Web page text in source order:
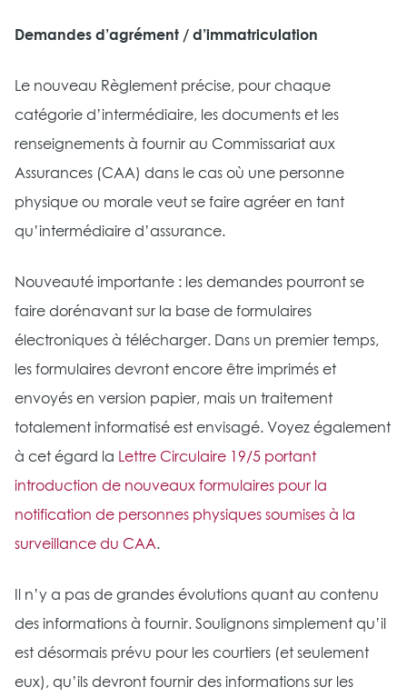
Demandes d’agrément / d’immatriculation
Le nouveau Règlement précise, pour chaque
catégorie d’intermédiaire, les documents et les
renseignements à fournir au Commissariat aux
Assurances (CAA) dans le cas où une personne
physique ou morale veut se faire agréer en tant
qu’intermédiaire d’assurance.
Nouveauté importante : les demandes pourront se
faire dorénavant sur la base de formulaires
électroniques à télécharger. Dans un premier temps,
les formulaires devront encore être imprimés et
envoyés en version papier, mais un traitement
totalement informatisé est envisagé. Voyez également
à cet égard la
Lettre Circulaire 19/5 portant
introduction de nouveaux formulaires pour la
notification de personnes physiques soumises à la
surveillance du CAA.
Il n’y a pas de grandes évolutions quant au contenu
des informations à fournir. Soulignons simplement qu’il
est désormais prévu pour les courtiers (et seulement
eux), qu’ils devront fournir des informations sur les